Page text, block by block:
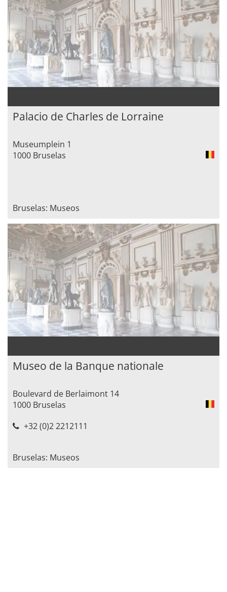
Palacio de Charles de Lorraine
Museumplein 1
1000 Bruselas
Bruselas: Museos
Museo de la Banque nationale
Boulevard de Berlaimont 14
1000 Bruselas
+32 (0)2 2212111
Bruselas: Museos